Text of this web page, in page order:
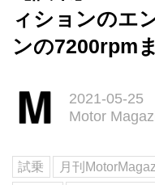
ィションのエ
ンの7200rpm
2021-05-25
Motor
試乗 月刊